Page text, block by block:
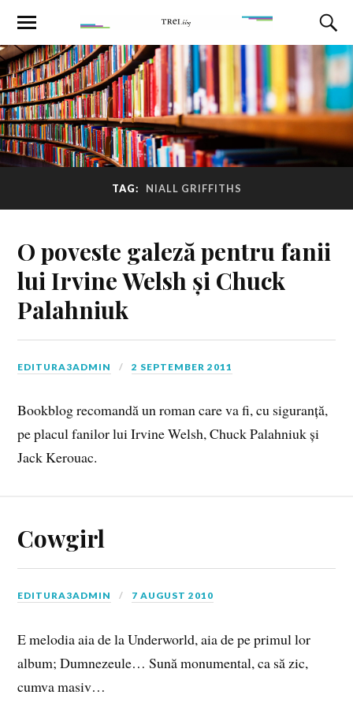
TAG: NIALL GRIFFITHS
O poveste galeză pentru fanii
lui Irvine Welsh și Chuck
Palahniuk
EDITURA3ADMIN 2 SEPTEMBER 2011
Bookblog recomandă un roman care va fi, cu siguranță,
pe placul fanilor lui Irvine Welsh, Chuck Palahniuk și
Jack Kerouac.
Cowgirl
EDITURA3ADMIN 7 AUGUST 2010
E melodia aia de la Underworld, aia de pe primul lor
album; Dumnezeule… Sună monumental, ca să zic,
cumva masiv…